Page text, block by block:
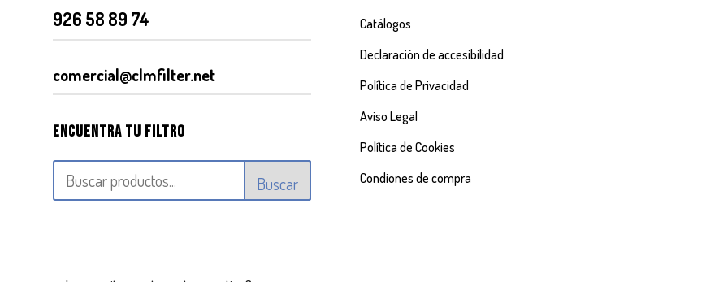
926 58 89 74
comercial@clmfilter.net
Encuentra tu filtro
Buscar
Catálogos
Declaración de accesibilidad
Política de Privacidad
Aviso Legal
Política de Cookies
Condiones de compra